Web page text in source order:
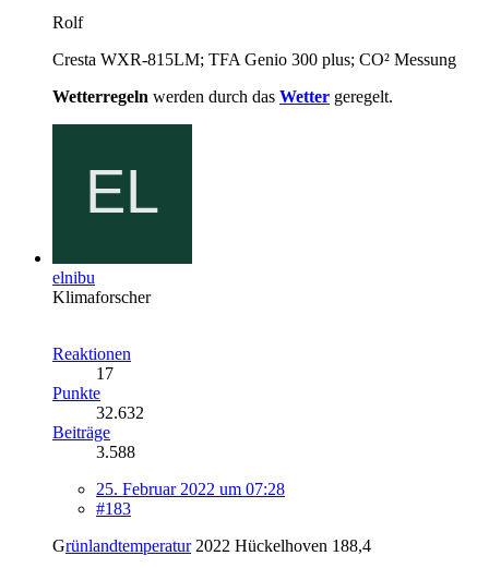
Rolf
Cresta WXR-815LM; TFA Genio 300 plus; CO² Messung
Wetterregeln werden durch das Wetter geregelt.
elnibu
Klimaforscher
Reaktionen
17
Punkte
32.632
Beiträge
3.588
25. Februar 2022 um 07:28
#183
Grünlandtemperatur2022 Hückelhoven 188,4